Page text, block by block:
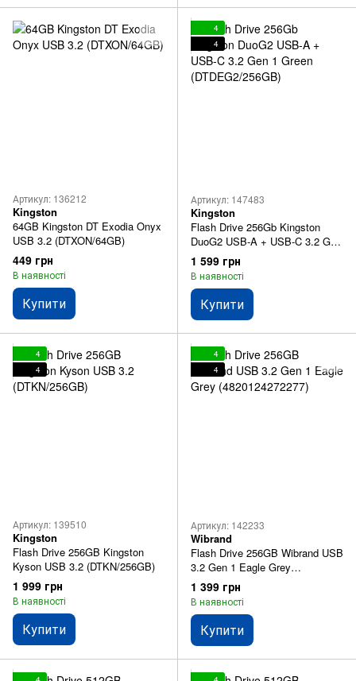
Артикул: 136212
Kingston
64GB Kingston DT Exodia Onyx
USB 3.2 (DTXON/64GB)
449 грн
В наявності
Купити
4
4
Артикул: 147483
Kingston
Flash Drive 256Gb Kingston
DuoG2 USB-A + USB-C 3.2 Gen
1 Green (DTDEG2/256GB)
1 599 грн
В наявності
Купити
4
4
Артикул: 139510
Kingston
Flash Drive 256GB Kingston
Kyson USB 3.2 (DTKN/256GB)
1 999 грн
В наявності
Купити
4
4
Артикул: 142233
Wibrand
Flash Drive 256GB Wibrand USB
3.2 Gen 1 Eagle Grey
(4820124272277)
1 399 грн
В наявності
Купити